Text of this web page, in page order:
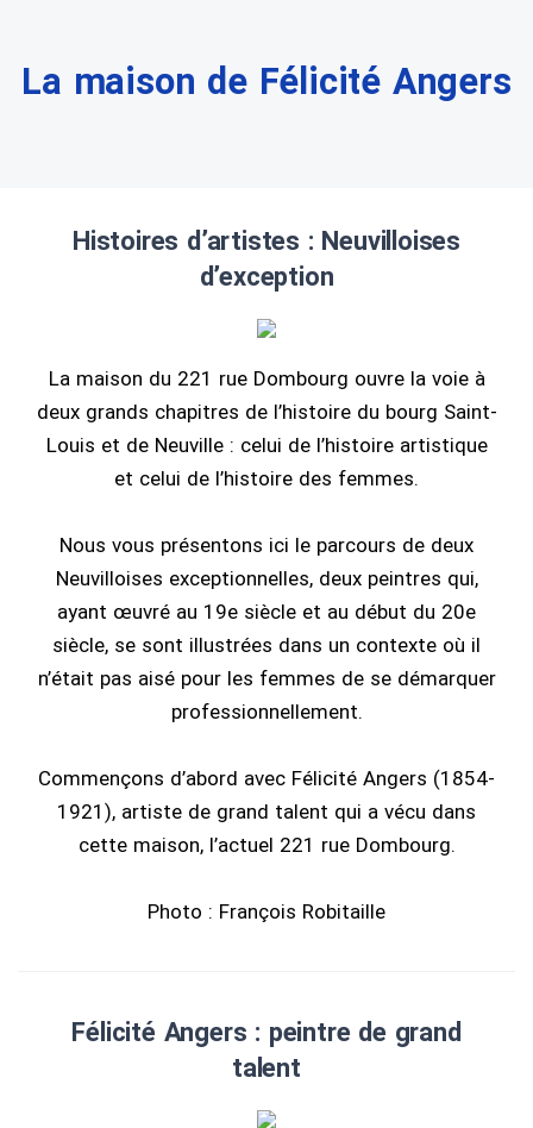
La maison de Félicité Angers
Histoires d’artistes : Neuvilloises
d’exception
La maison du 221 rue Dombourg ouvre la voie à
deux grands chapitres de l’histoire du bourg Saint-
Louis et de Neuville : celui de l’histoire artistique
et celui de l’histoire des femmes.
Nous vous présentons ici le parcours de deux
Neuvilloises exceptionnelles, deux peintres qui,
ayant œuvré au 19e siècle et au début du 20e
siècle, se sont illustrées dans un contexte où il
n’était pas aisé pour les femmes de se démarquer
professionnellement.
Commençons d’abord avec Félicité Angers (1854-
1921), artiste de grand talent qui a vécu dans
cette maison, l’actuel 221 rue Dombourg.
Photo : François Robitaille
Félicité Angers : peintre de grand
talent